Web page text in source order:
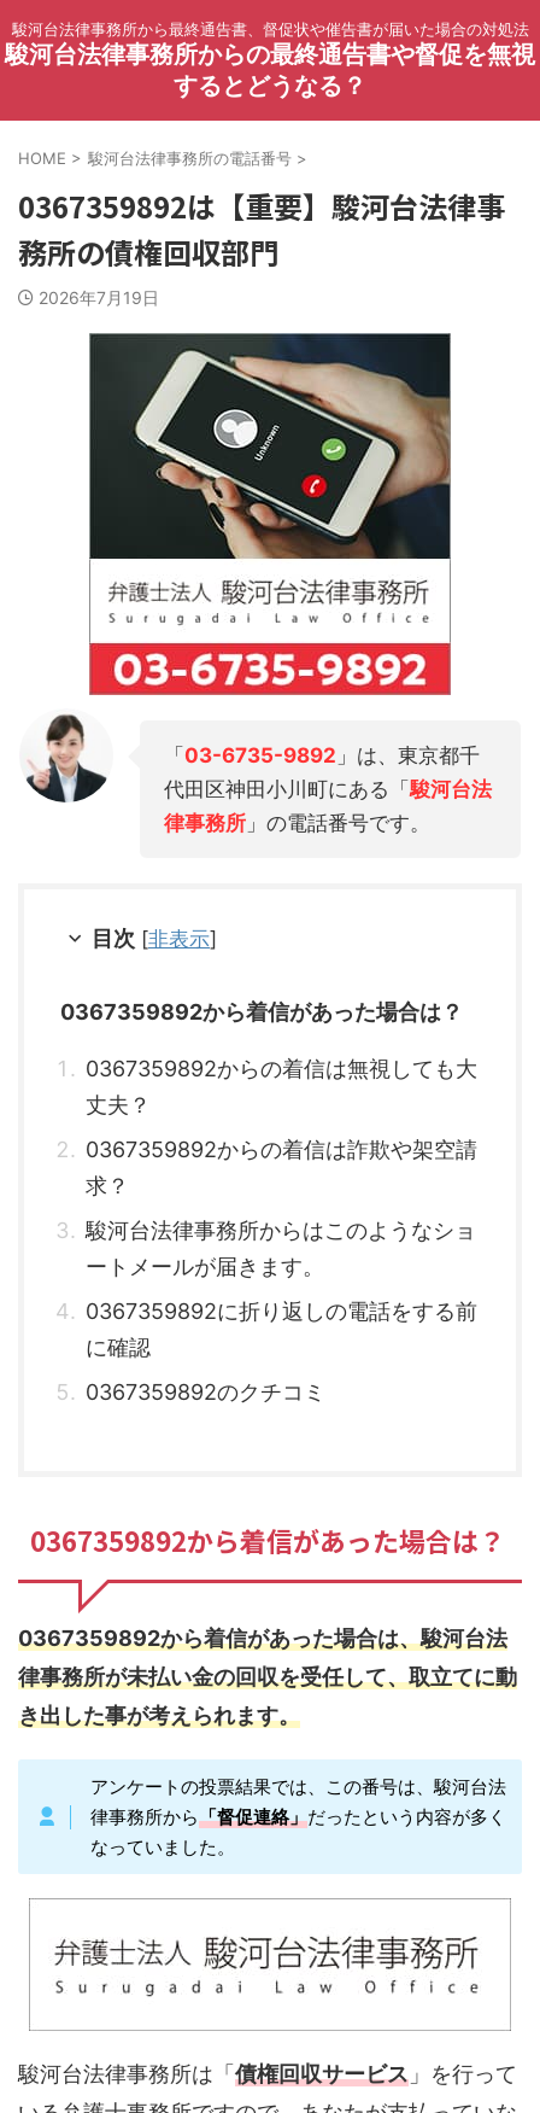
駿河台法律事務所から最終通告書、督促状や催告書が届いた場合の対処法
駿河台法律事務所からの最終通告書や督促を無視
するとどうなる？
HOME > 駿河台法律事務所の電話番号 >
0367359892は【重要】駿河台法律事
務所の債権回収部門
2026年7月19日
「 03-6735-9892 」は、東京都千
代田区神田小川町にある「駿河台法
律事務所 」の電話番号です。
目次 [非表示]
0367359892から着信があった場合は？
0367359892からの着信は無視しても大
丈夫？
0367359892からの着信は詐欺や架空請
求？
駿河台法律事務所からはこのようなショ
ートメールが届きます。
0367359892に折り返しの電話をする前
に確認
0367359892のクチコミ
0367359892から着信があった場合は？
0367359892から着信があった場合は、駿河台法
律事務所が未払い金の回収を受任して、取立てに動
き出した事が考えられます。
アンケートの投票結果では、この番号は、駿河台法
律事務所から「督促連絡」だったという内容が多く
なっていました。
駿河台法律事務所は「 債権回収サービス 」を行って